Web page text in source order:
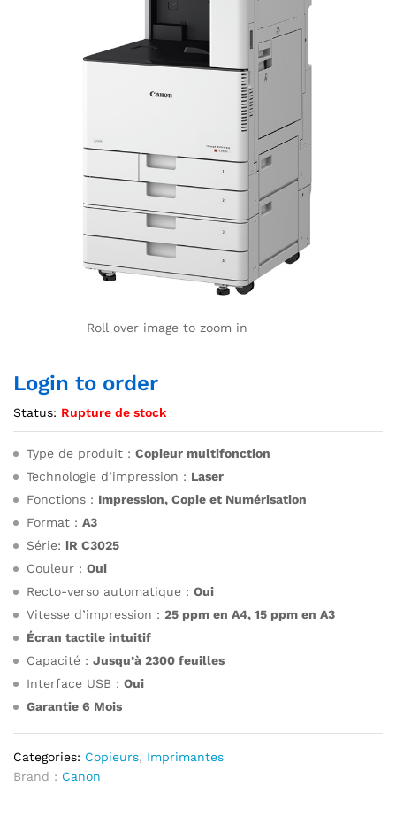
Roll over image to zoom in
Login to order
Status: Rupture de stock
Type de produit : Copieur multifonction
Technologie d’impression : Laser
Fonctions : Impression, Copie et Numérisation
Format : A3
Série: iR C3025
Couleur : Oui
Recto-verso automatique : Oui
Vitesse d’impression : 25 ppm en A4, 15 ppm en A3
Écran tactile intuitif
Capacité : Jusqu’à 2300 feuilles
Interface USB : Oui
Garantie 6 Mois
Categories: Copieurs, Imprimantes
Brand : Canon